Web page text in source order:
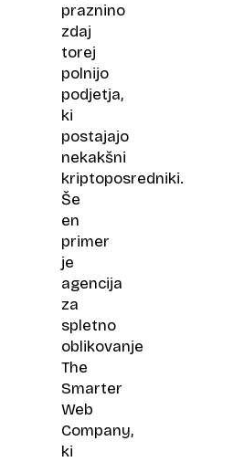
praznino
zdaj
torej
polnijo
podjetja,
ki
postajajo
nekakšni
kriptoposredniki.
Še
en
primer
je
agencija
za
spletno
oblikovanje
The
Smarter
Web
Company,
ki